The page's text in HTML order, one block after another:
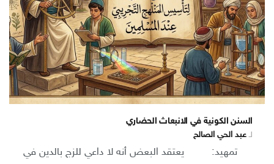
السنن الكونية في الانبعاث الحضاري
لـ عبد الحي الصالح
تمهيد: يعتقد البعض أنه لا داعي للزج بالدين في